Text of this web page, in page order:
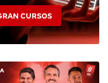
CURSOS